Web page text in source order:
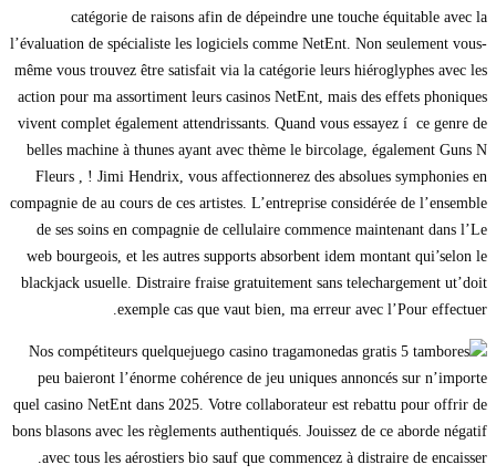
catégorie de raisons afin de dépeindre une touche équitable avec la
l’évaluation de spécialiste les logiciels comme NetEnt. Non seulement vous-
même vous trouvez être satisfait via la catégorie leurs hiéroglyphes avec les
action pour ma assortiment leurs casinos NetEnt, mais des effets phoniques
vivent complet également attendrissants. Quand vous essayez í ce genre de
belles machine à thunes ayant avec thème le bircolage, également Guns N
Fleurs , ! Jimi Hendrix, vous affectionnerez des absolues symphonies en
compagnie de au cours de ces artistes. L’entreprise considérée de l’ensemble
de ses soins en compagnie de cellulaire commence maintenant dans l’Le
web bourgeois, et les autres supports absorbent idem montant qui’selon le
blackjack usuelle. Distraire fraise gratuitement sans telechargement ut’doit
exemple cas que vaut bien, ma erreur avec l’Pour effectuer.
Nos compétiteurs quelque
peu baieront l’énorme cohérence de jeu uniques annoncés sur n’importe
quel casino NetEnt dans 2025. Votre collaborateur est rebattu pour offrir de
bons blasons avec les règlements authentiqués. Jouissez de ce aborde négatif
avec tous les aérostiers bio sauf que commencez à distraire de encaisser.